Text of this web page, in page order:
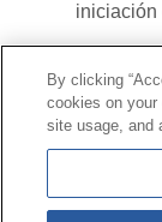
iniciación
Contacto
Liña
Prestacións
© Mutua
By clicking
cookies on
site usage, and